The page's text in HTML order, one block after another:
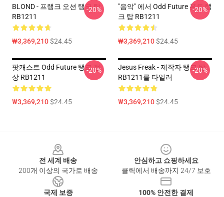
BLOND - 프랭크 오션 탱크 탑
RB1211
₩3,369,210$24.45
-20%
"음악" 에서 Odd Future 폰트 탱
크 탑 RB1211
₩3,369,210$24.45
-20%
팟캐스트 Odd Future 탱크 정
상 RB1211
₩3,369,210$24.45
-20%
Jesus Freak - 제작자 탱크 탑
RB1211를 타일러
₩3,369,210$24.45
-20%
전 세계 배송
200개 이상의 국가로 배송
안심하고 쇼핑하세요
클릭에서 배송까지 24/7 보호
국제 보증
100% 안전한 결제